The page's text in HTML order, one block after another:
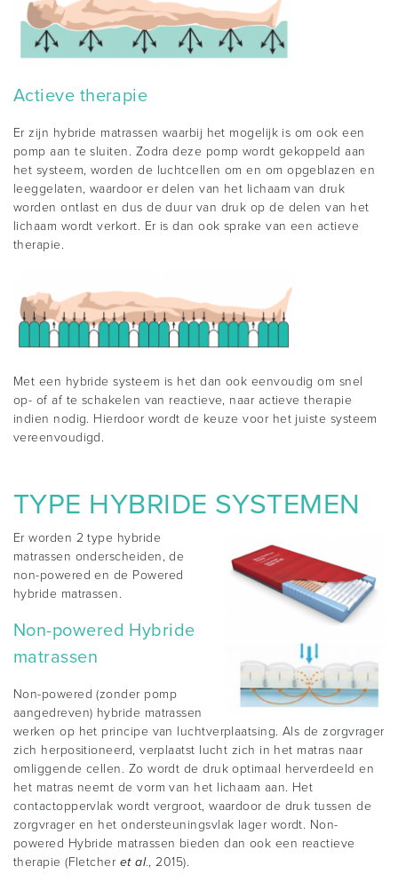
Actieve therapie
Er zijn hybride matrassen waarbij het mogelijk is om ook een
pomp aan te sluiten. Zodra deze pomp wordt gekoppeld aan
het systeem, worden de luchtcellen om en om opgeblazen en
leeggelaten, waardoor er delen van het lichaam van druk
worden ontlast en dus de duur van druk op de delen van het
lichaam wordt verkort. Er is dan ook sprake van een actieve
therapie.
Met een hybride systeem is het dan ook eenvoudig om snel
op- of af te schakelen van reactieve, naar actieve therapie
indien nodig. Hierdoor wordt de keuze voor het juiste systeem
vereenvoudigd.
TYPE HYBRIDE SYSTEMEN
Er worden 2 type hybride
matrassen onderscheiden, de
non-powered en de Powered
hybride matrassen.
Non-powered Hybride
matrassen
Non-powered (zonder pomp
aangedreven) hybride matrassen
werken op het principe van luchtverplaatsing. Als de zorgvrager
zich herpositioneerd, verplaatst lucht zich in het matras naar
omliggende cellen. Zo wordt de druk optimaal herverdeeld en
het matras neemt de vorm van het lichaam aan. Het
contactoppervlak wordt vergroot, waardoor de druk tussen de
zorgvrager en het ondersteuningsvlak lager wordt. Non-
powered Hybride matrassen bieden dan ook een reactieve
therapie (Fletcher et al., 2015).